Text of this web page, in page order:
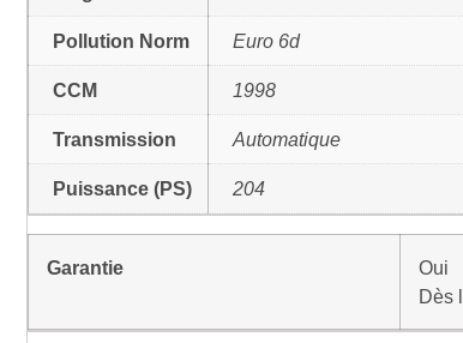
Pollution Norm Euro 6d
CCM 1998
Transmission Automatique
Puissance (PS) 204
Garantie
Oui
Dès